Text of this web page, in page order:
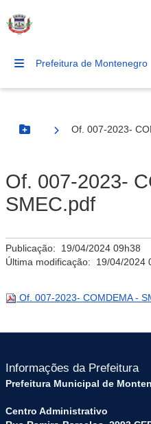
Prefeitura de Montenegro
Botão Menu
Of. 007-2023-
Of. 007-2023-
SMEC.pdf
Publicação: 19/04/2024 09h38
Última modificação: 19/04/2024
Of. 007-2023- COMDEMA -
Informações da Prefeitura
Prefeitura Municipal de
Centro Administrativo